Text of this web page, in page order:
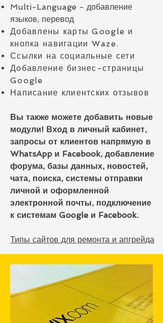
Multi-Language - добавление
языков, перевод
Добавлены карты Google и
кнопка навигации Waze.
Ссылки на социальные сети
Добавление бизнес-страницы
Google
Написание клиентских отзывов
Вы также можете добавить новые
модули! Вход в личный кабинет,
запросы от клиентов напрямую в
WhatsApp и Facebook, добавление
форума, базы данных, новостей,
чата, поиска, системы отправки
личной и оформленной
электронной почты, подключение
к системам Google и Facebook.
Типы сайтов для ремонта и апгрейда